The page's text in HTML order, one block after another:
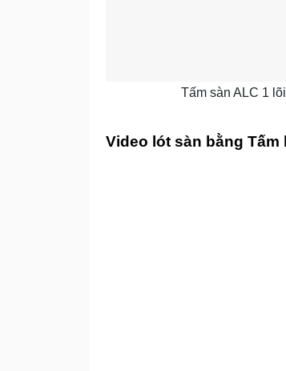
Tấm sàn ALC 1
Video lót sàn bằng Tấm